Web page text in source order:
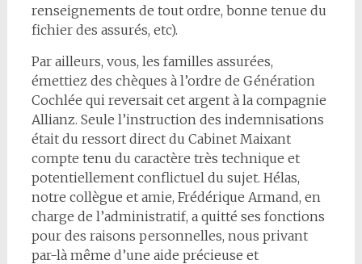
renseignements de tout ordre, bonne tenue du
fichier des assurés, etc).
Par ailleurs, vous, les familles assurées,
émettiez des chèques à l’ordre de Génération
Cochlée qui reversait cet argent à la compagnie
Allianz. Seule l’instruction des indemnisations
était du ressort direct du Cabinet Maixant
compte tenu du caractère très technique et
potentiellement conflictuel du sujet. Hélas,
notre collègue et amie, Frédérique Armand, en
charge de l’administratif, a quitté ses fonctions
pour des raisons personnelles, nous privant
par-là même d’une aide précieuse et